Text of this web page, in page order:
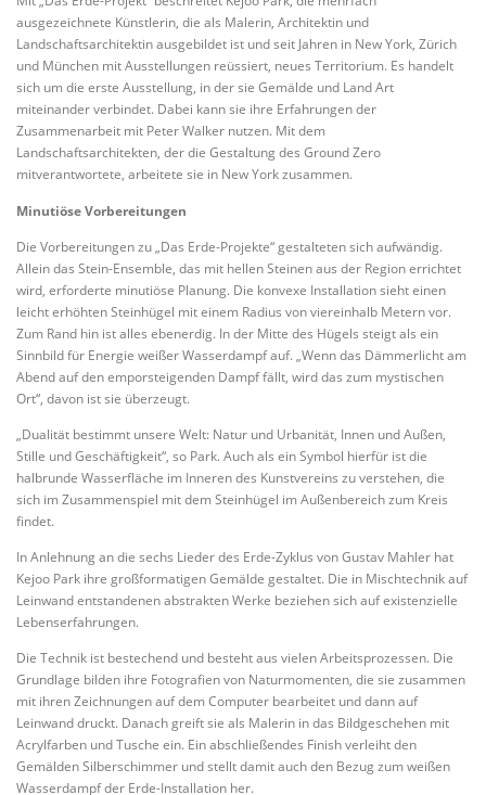
ausgezeichnete Künstlerin, die als Malerin, Architektin und
Landschaftsarchitektin ausgebildet ist und seit Jahren in New York, Zürich
und München mit Ausstellungen reüssiert, neues Territorium. Es handelt
sich um die erste Ausstellung, in der sie Gemälde und Land Art
miteinander verbindet. Dabei kann sie ihre Erfahrungen der
Zusammenarbeit mit Peter Walker nutzen. Mit dem
Landschaftsarchitekten, der die Gestaltung des Ground Zero
mitverantwortete, arbeitete sie in New York zusammen.
Minutiöse Vorbereitungen
Die Vorbereitungen zu „Das Erde-Projekte“ gestalteten sich aufwändig.
Allein das Stein-Ensemble, das mit hellen Steinen aus der Region errichtet
wird, erforderte minutiöse Planung. Die konvexe Installation sieht einen
leicht erhöhten Steinhügel mit einem Radius von viereinhalb Metern vor.
Zum Rand hin ist alles ebenerdig. In der Mitte des Hügels steigt als ein
Sinnbild für Energie weißer Wasserdampf auf. „Wenn das Dämmerlicht am
Abend auf den emporsteigenden Dampf fällt, wird das zum mystischen
Ort“, davon ist sie überzeugt.
„Dualität bestimmt unsere Welt: Natur und Urbanität, Innen und Außen,
Stille und Geschäftigkeit“, so Park. Auch als ein Symbol hierfür ist die
halbrunde Wasserfläche im Inneren des Kunstvereins zu verstehen, die
sich im Zusammenspiel mit dem Steinhügel im Außenbereich zum Kreis
findet.
In Anlehnung an die sechs Lieder des Erde-Zyklus von Gustav Mahler hat
Kejoo Park ihre großformatigen Gemälde gestaltet. Die in Mischtechnik auf
Leinwand entstandenen abstrakten Werke beziehen sich auf existenzielle
Lebenserfahrungen.
Die Technik ist bestechend und besteht aus vielen Arbeitsprozessen. Die
Grundlage bilden ihre Fotografien von Naturmomenten, die sie zusammen
mit ihren Zeichnungen auf dem Computer bearbeitet und dann auf
Leinwand druckt. Danach greift sie als Malerin in das Bildgeschehen mit
Acrylfarben und Tusche ein. Ein abschließendes Finish verleiht den
Gemälden Silberschimmer und stellt damit auch den Bezug zum weißen
Wasserdampf der Erde-Installation her.